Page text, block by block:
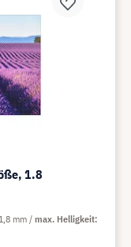
1.8
1,8 mm
max. Helligkeit